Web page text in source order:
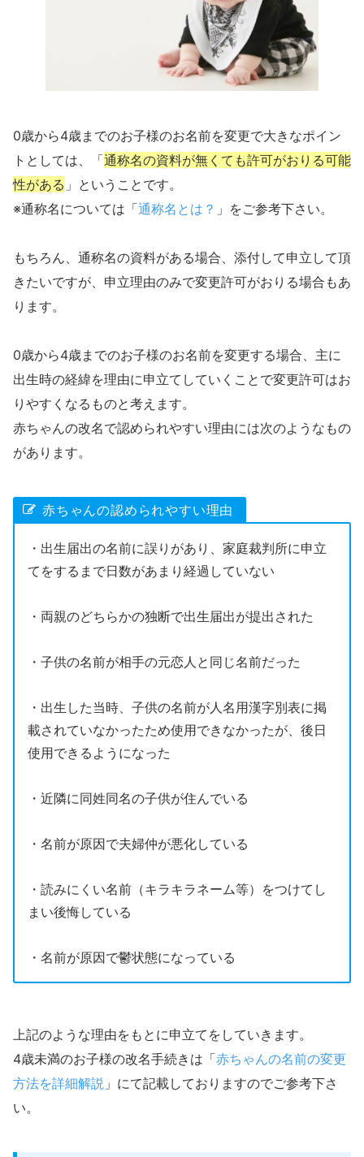
0歳から4歳までのお子様のお名前を変更で大きなポイン
トとしては、「通称名の資料が無くても許可がおりる可能
性がある 」ということです。
※通称名については「通称名とは？ 」をご参考下さい。
もちろん、通称名の資料がある場合、添付して申立して頂
きたいですが、申立理由のみで変更許可がおりる場合もあ
ります。
0歳から4歳までのお子様のお名前を変更する場合、主に
出生時の経緯を理由に申立てしていくことで変更許可はお
りやすくなるものと考えます。
赤ちゃんの改名で認められやすい理由には次のようなもの
があります。
赤ちゃんの認められやすい理由
・出生届出の名前に誤りがあり、家庭裁判所に申立
てをするまで日数があまり経過していない
・両親のどちらかの独断で出生届出が提出された
・子供の名前が相手の元恋人と同じ名前だった
・出生した当時、子供の名前が人名用漢字別表に掲
載されていなかったため使用できなかったが、後日
使用できるようになった
​・近隣に同姓同名の子供が住んでいる
・名前が原因で夫婦仲が悪化している
・読みにくい名前（キラキラネーム等）をつけてし
まい後悔している
・名前が原因で鬱状態になっている
上記のような理由をもとに申立てをしていきます。
4歳未満のお子様の改名手続きは「赤ちゃんの名前の変更
方法を詳細解説 」にて記載しておりますのでご参考下さ
い。